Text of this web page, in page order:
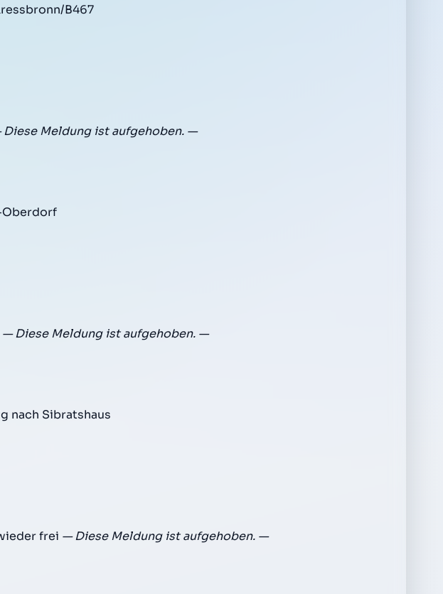
B467
Diese Meldung ist aufgehoben. —
— Diese Meldung ist aufgehoben. —
nach Sibratshaus
frei — Diese Meldung ist aufgehoben. —